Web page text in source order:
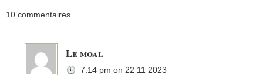
10 commentaires
Le moal
7:14 pm on 22 11 2023